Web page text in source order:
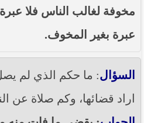
مخوفة لغالب الناس فلا
عبرة بغير المخوف.
السؤال: ما حكم الذي لم يصل
اراد قضائها، وكم صلاة عن